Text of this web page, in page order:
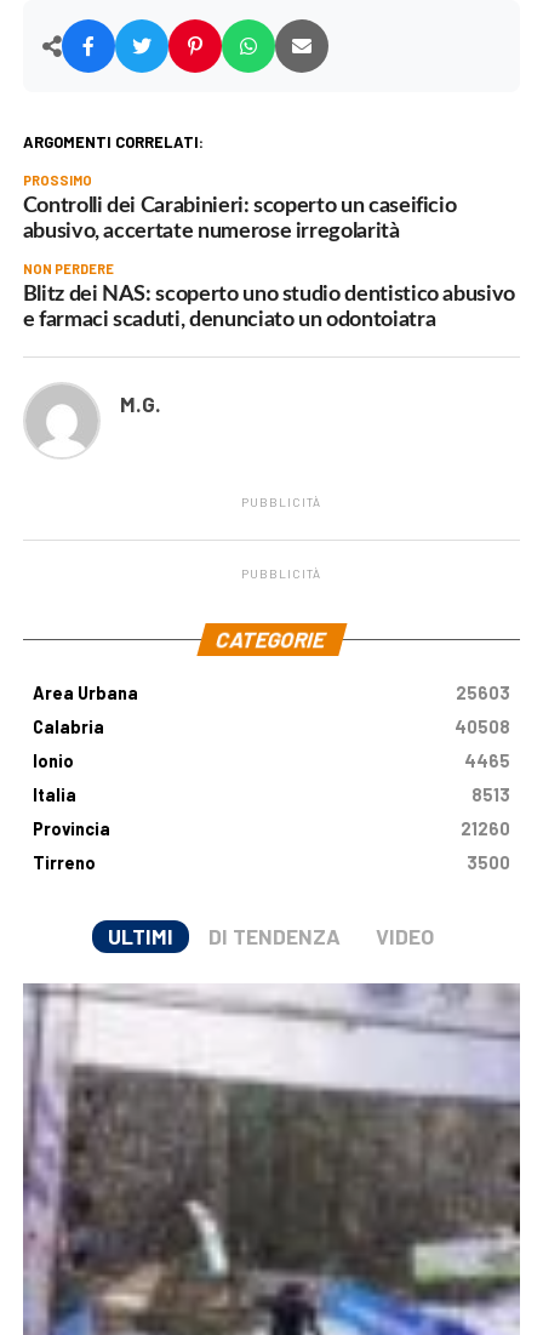
ARGOMENTI CORRELATI:
PROSSIMO
Controlli dei Carabinieri: scoperto un caseificio
abusivo, accertate numerose irregolarità
NON PERDERE
Blitz dei NAS: scoperto uno studio dentistico abusivo
e farmaci scaduti, denunciato un odontoiatra
M.G.
PUBBLICITÀ
PUBBLICITÀ
CATEGORIE
Area Urbana
25603
Calabria
40508
Ionio
4465
Italia
8513
Provincia
21260
Tirreno
3500
ULTIMI DI TENDENZA VIDEO